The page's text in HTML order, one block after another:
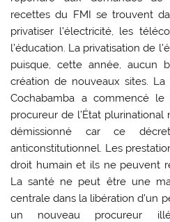
recettes du FMI se trouvent
privatiser l’électricité, les
l’éducation. La privatisation de
puisque, cette année, aucun
création de nouveaux sites. La
Cochabamba a commencé
procureur de l’État
démissionné car ce
anticonstitutionnel. Les
droit humain et ils ne peuvent
La santé ne peut être une
centrale dans la libération d’un
un nouveau procureur